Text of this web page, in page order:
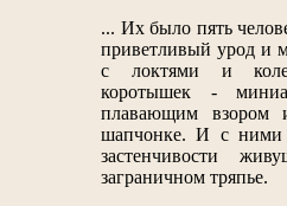
... Их было пять
приветливый урод и
с локтями и
коротышек -
плавающим взором
шапчонке. И с ними
застенчивости
заграничном тряпье.